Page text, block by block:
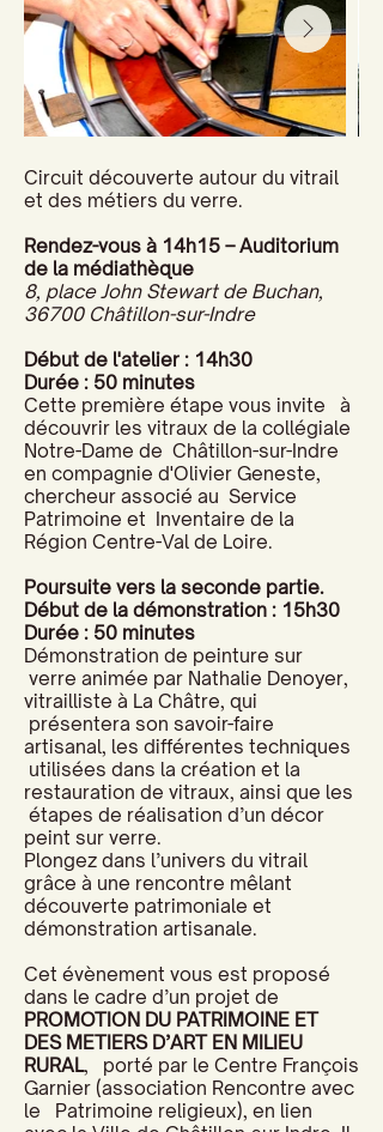
Circuit découverte autour du vitrail
et des métiers du verre.
Rendez-vous à 14h15 – Auditorium
de la médiathèque
8, place John Stewart de Buchan,
36700 Châtillon-sur-Indre
Début de l'atelier : 14h30
Durée : 50 minutes
Cette première étape vous invite à
découvrir les vitraux de la collégiale
Notre-Dame de Châtillon-sur-Indre
en compagnie d'Olivier Geneste,
chercheur associé au Service
Patrimoine et Inventaire de la
Région Centre-Val de Loire.
Poursuite vers la seconde partie.
Début de la démonstration : 15h30
Durée : 50 minutes
Démonstration de peinture sur
verre animée par Nathalie Denoyer,
vitrailliste à La Châtre, qui
présentera son savoir-faire
artisanal, les différentes techniques
utilisées dans la création et la
restauration de vitraux, ainsi que les
étapes de réalisation d’un décor
peint sur verre.
Plongez dans l’univers du vitrail
grâce à une rencontre mêlant
découverte patrimoniale et
démonstration artisanale.
Cet évènement vous est proposé
dans le cadre d’un projet de
PROMOTION DU PATRIMOINE ET
DES METIERS D’ART EN MILIEU
RURAL, porté par le Centre François
Garnier (association Rencontre avec
le Patrimoine religieux), en lien